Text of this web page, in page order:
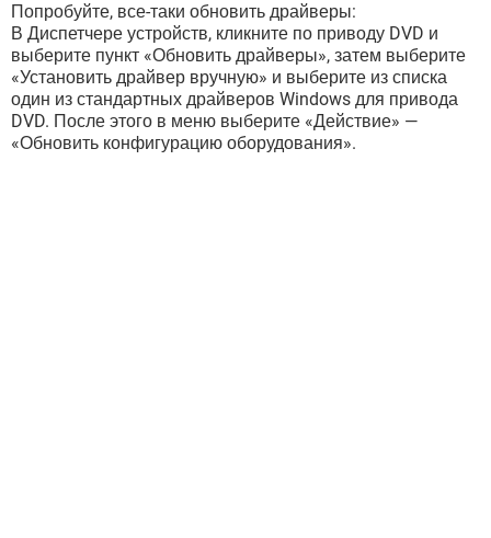
Попробуйте, все-таки обновить драйверы:
В Диспетчере устройств, кликните по приводу DVD и
выберите пункт «Обновить драйверы», затем выберите
«Установить драйвер вручную» и выберите из списка
один из стандартных драйверов Windows для привода
DVD. После этого в меню выберите «Действие» —
«Обновить конфигурацию оборудования».